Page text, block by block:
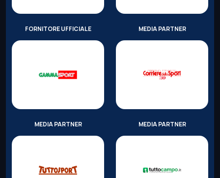
FORNITORE UFFICIALE MEDIA PARTNER
MEDIA PARTNER MEDIA PARTNER